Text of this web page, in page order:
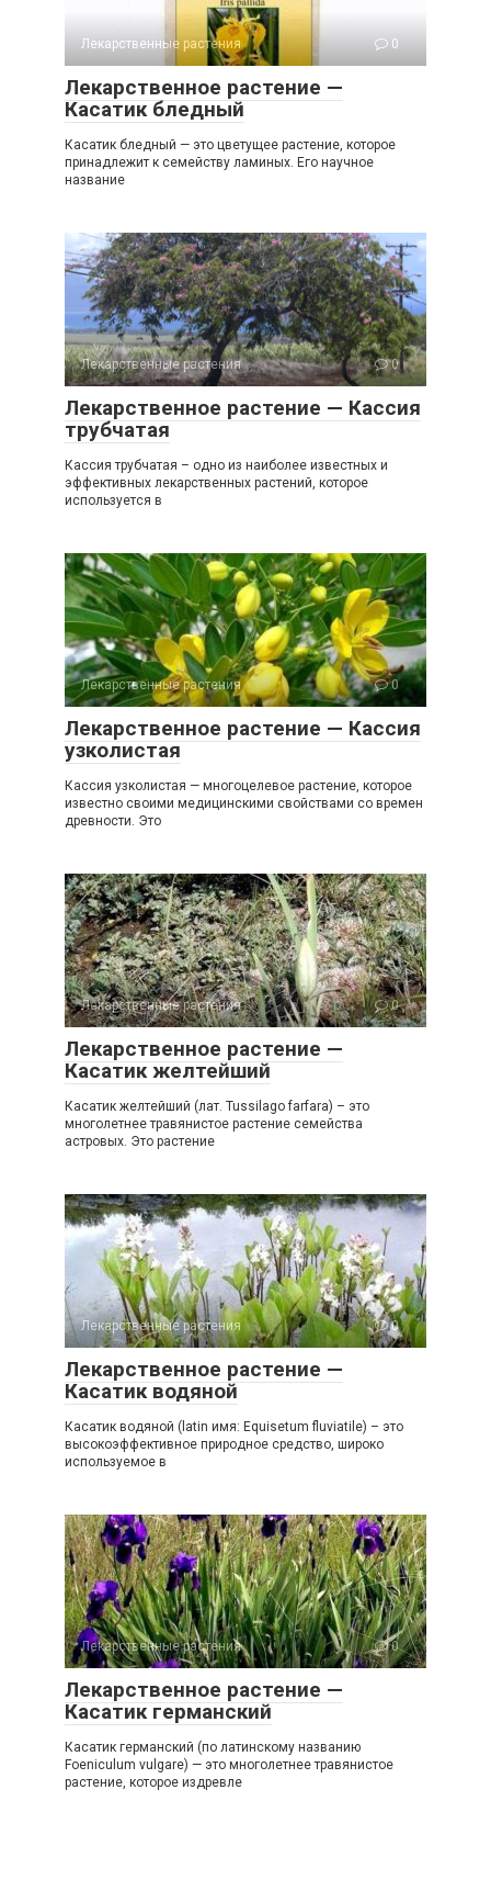
Лекарственные растения 0
Лекарственное растение —
Касатик бледный
Касатик бледный — это цветущее растение, которое
принадлежит к семейству ламиных. Его научное
название
Лекарственные растения 0
Лекарственное растение — Кассия
трубчатая
Кассия трубчатая – одно из наиболее известных и
эффективных лекарственных растений, которое
используется в
Лекарственные растения 0
Лекарственное растение — Кассия
узколистая
Кассия узколистая — многоцелевое растение, которое
известно своими медицинскими свойствами со времен
древности. Это
Лекарственные растения 0
Лекарственное растение —
Касатик желтейший
Касатик желтейший (лат. Tussilago farfara) – это
многолетнее травянистое растение семейства
астровых. Это растение
Лекарственные растения 0
Лекарственное растение —
Касатик водяной
Касатик водяной (latin имя: Equisetum fluviatile) – это
высокоэффективное природное средство, широко
используемое в
Лекарственные растения 0
Лекарственное растение —
Касатик германский
Касатик германский (по латинскому названию
Foeniculum vulgare) — это многолетнее травянистое
растение, которое издревле